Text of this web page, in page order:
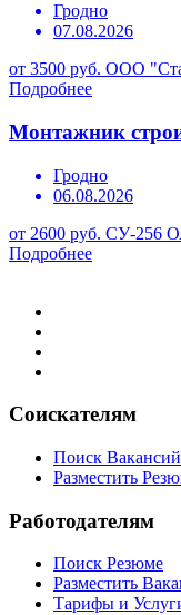
Гродно
07.08.2026
от 3500 руб. ООО
Подробнее
Монтажник
Гродно
06.08.2026
от 2600 руб. СУ-256
Подробнее
Соискателям
Поиск Вакансий
Разместить
Работодателям
Поиск Резюме
Разместить
Тарифы и